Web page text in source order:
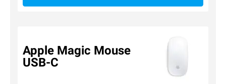
Apple Magic Mouse
USB-C